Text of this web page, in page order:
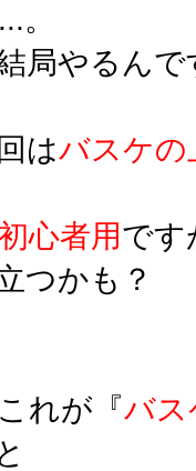
。
局やるんで
はバスケの
心者用です
つかも？
れが『バス